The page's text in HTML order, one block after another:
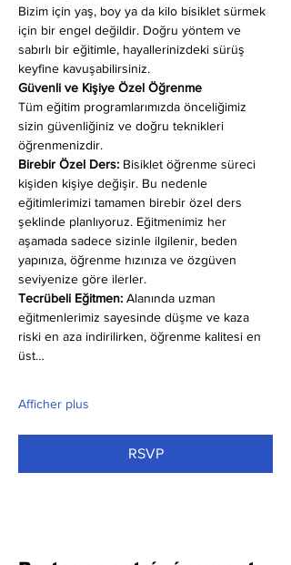
Bizim için yaş, boy ya da kilo bisiklet sürmek
için bir engel değildir. Doğru yöntem ve
sabırlı bir eğitimle, hayallerinizdeki sürüş
keyfine kavuşabilirsiniz.
Güvenli ve Kişiye Özel Öğrenme
Tüm eğitim programlarımızda önceliğimiz
sizin güvenliğiniz ve doğru teknikleri
öğrenmenizdir.
Birebir Özel Ders: Bisiklet öğrenme süreci
kişiden kişiye değişir. Bu nedenle
eğitimlerimizi tamamen birebir özel ders
şeklinde planlıyoruz. Eğitmenimiz her
aşamada sadece sizinle ilgilenir, beden
yapınıza, öğrenme hızınıza ve özgüven
seviyenize göre ilerler.
Tecrübeli Eğitmen: Alanında uzman
eğitmenlerimiz sayesinde düşme ve kaza
riski en aza indirilirken, öğrenme kalitesi en
üst…
Afficher plus
RSVP